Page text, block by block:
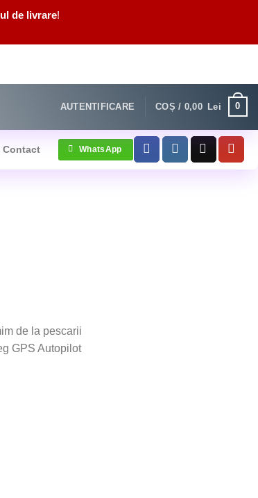
de livrare!
AUTENTIFICARE COȘ / 0,00 Lei 0
WhatsApp
de la pescarii
GPS Autopilot